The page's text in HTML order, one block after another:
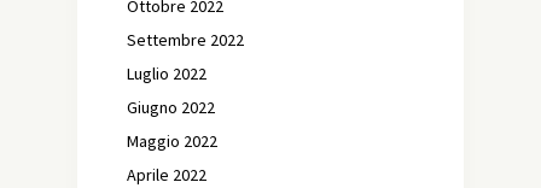
Ottobre 2022
Settembre 2022
Luglio 2022
Giugno 2022
Maggio 2022
Aprile 2022